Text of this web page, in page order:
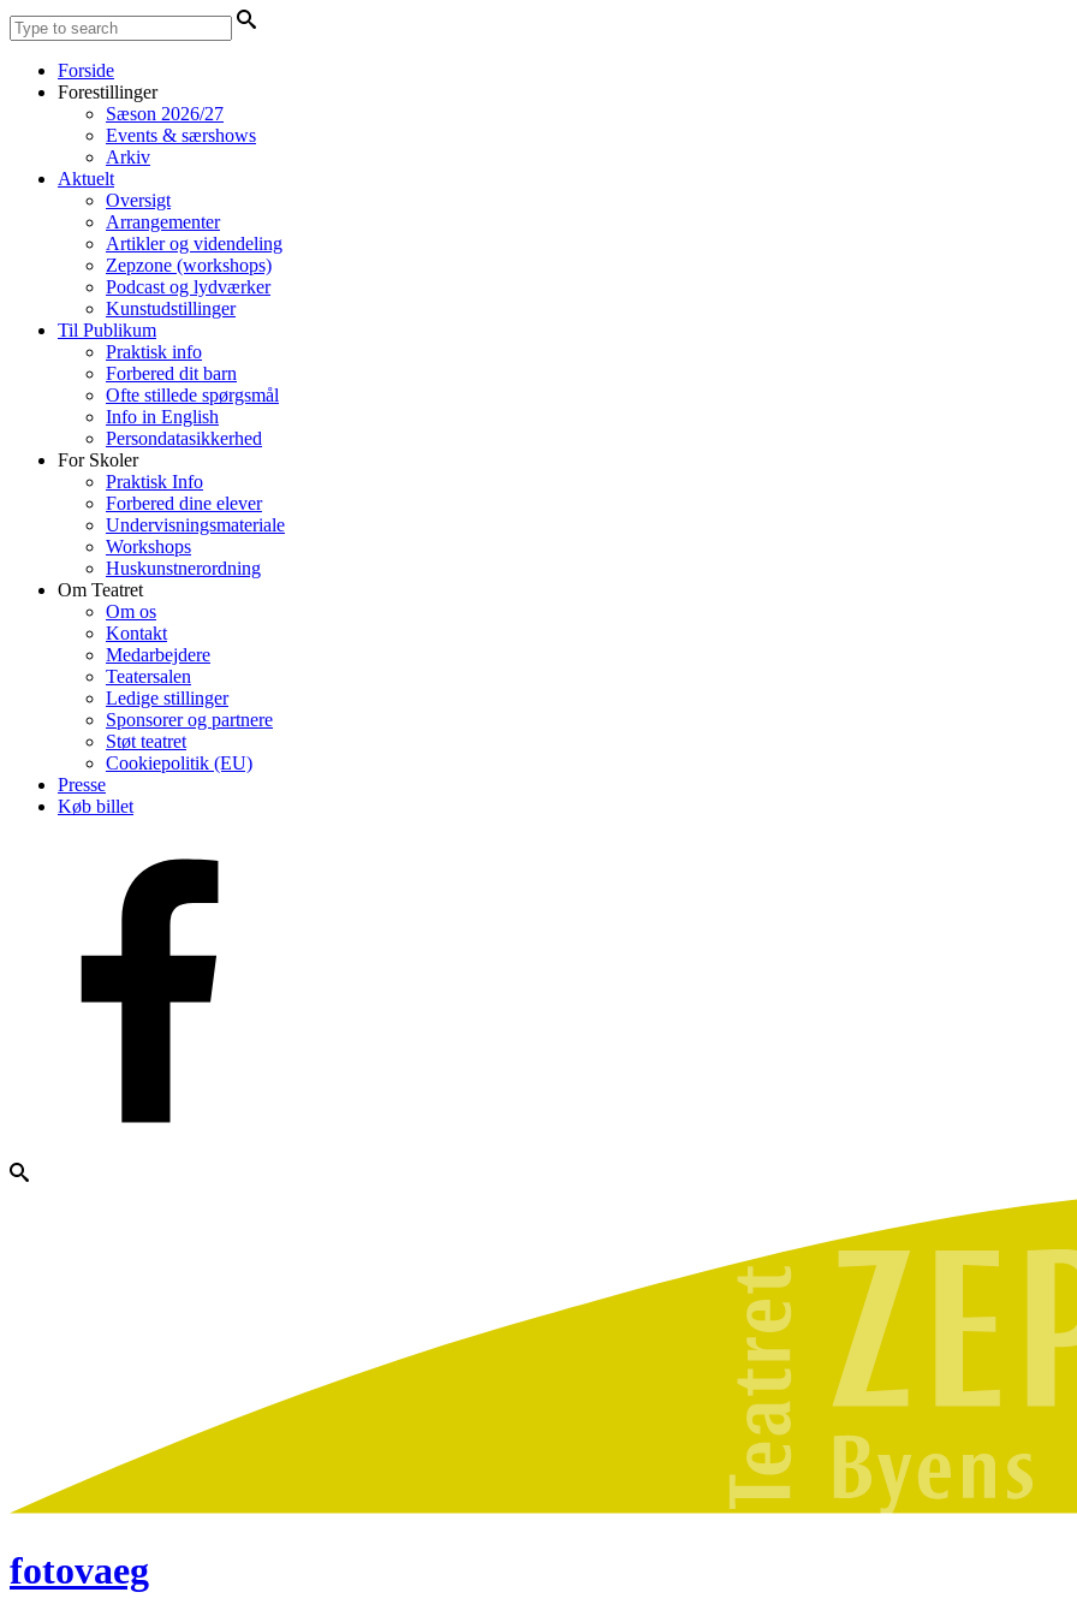
Forside
Forestillinger
Sæson 2026/27
Events & særshows
Arkiv
Aktuelt
Oversigt
Arrangementer
Artikler og videndeling
Zepzone (workshops)
Podcast og lydværker
Kunstudstillinger
Til Publikum
Praktisk info
Forbered dit barn
Ofte stillede spørgsmål
Info in English
Persondatasikkerhed
For Skoler
Praktisk Info
Forbered dine elever
Undervisningsmateriale
Workshops
Huskunstnerordning
Om Teatret
Om os
Kontakt
Medarbejdere
Teatersalen
Ledige stillinger
Sponsorer og partnere
Støt teatret
Cookiepolitik (EU)
Presse
Køb billet
fotovaeg